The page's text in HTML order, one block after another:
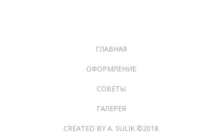
ГЛАВНАЯ
ОФОРМЛЕНИЕ
СОВЕТЫ
ГАЛЕРЕЯ
CREATED BY A. SULIK ©2018